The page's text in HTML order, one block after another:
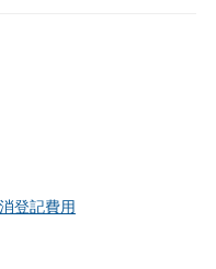
登記費用